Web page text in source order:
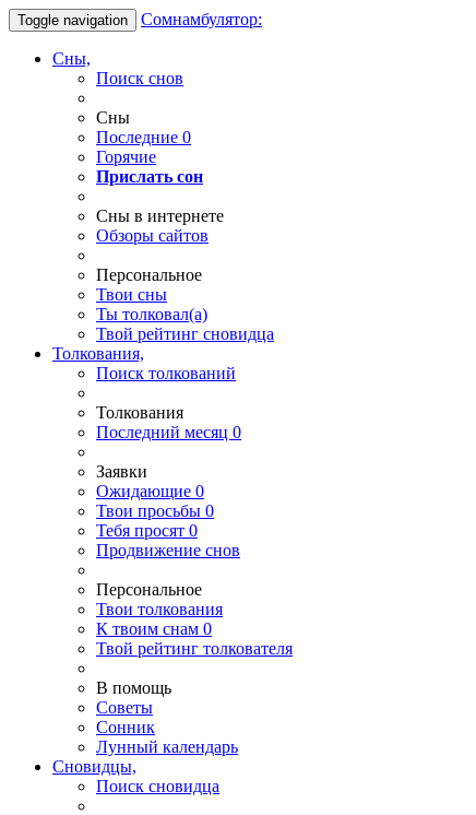
Toggle navigation Сомнамбулятор:
Сны,
Поиск снов
Сны
Последние 0
Горячие
Прислать сон
Сны в интернете
Обзоры сайтов
Персональное
Твои сны
Ты толковал(а)
Твой рейтинг сновидца
Толкования,
Поиск толкований
Толкования
Последний месяц 0
Заявки
Ожидающие 0
Твои просьбы 0
Тебя просят 0
Продвижение снов
Персональное
Твои толкования
К твоим снам 0
Твой рейтинг толкователя
В помощь
Советы
Сонник
Лунный календарь
Сновидцы,
Поиск сновидца